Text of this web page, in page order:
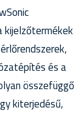
és a
összefüggő
kiterjedésű,